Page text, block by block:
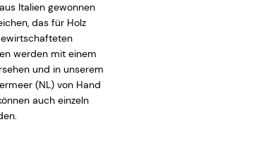
Italien gewonnen
das für Holz
werden mit einem
und in unserem
(NL) von Hand
auch einzeln